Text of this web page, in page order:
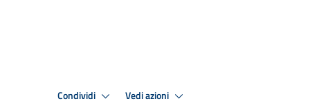
Condividi Vedi azioni